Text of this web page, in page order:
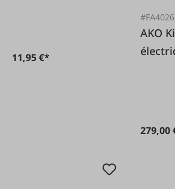
11,95 €*
AKO Kit barrière
279,00